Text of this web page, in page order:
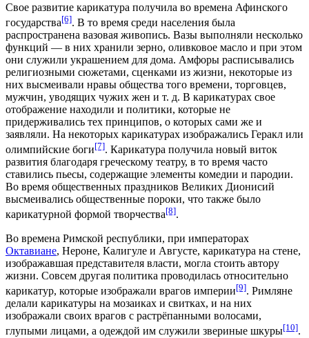
Свое развитие карикатура получила во времена Афинского
государства[6]. В то время среди населения была
распространена вазовая живопись. Вазы выполняли несколько
функций — в них хранили зерно, оливковое масло и при этом
они служили украшением для дома. Амфоры расписывались
религиозными сюжетами, сценками из жизни, некоторые из
них высмеивали нравы общества того времени, торговцев,
мужчин, уводящих чужих жен и т. д. В карикатурах свое
отображение находили и политики, которые не
придерживались тех принципов, о которых сами же и
заявляли. На некоторых карикатурах изображались Геракл или
олимпийские боги[7]. Карикатура получила новый виток
развития благодаря греческому театру, в то время часто
ставились пьесы, содержащие элементы комедии и пародии.
Во время общественных праздников Великих Дионисий
высмеивались общественные пороки, что также было
карикатурной формой творчества[8].
Во времена Римской республики, при императорах
Октавиане, Нероне, Калигуле и Августе, карикатура на стене,
изображавшая представителя власти, могла стоить автору
жизни. Совсем другая политика проводилась относительно
карикатур, которые изображали врагов империи[9]. Римляне
делали карикатуры на мозаиках и свитках, и на них
изображали своих врагов с растрёпанными волосами,
глупыми лицами, а одеждой им служили звериные шкуры[10].